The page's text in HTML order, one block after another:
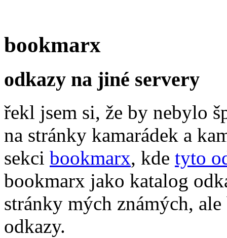
bookmarx
odkazy na jiné servery
řekl jsem si, že by nebylo
na stránky kamarádek a
sekci bookmarx, kde tyto
bookmarx jako katalog
stránky mých známých,
odkazy.